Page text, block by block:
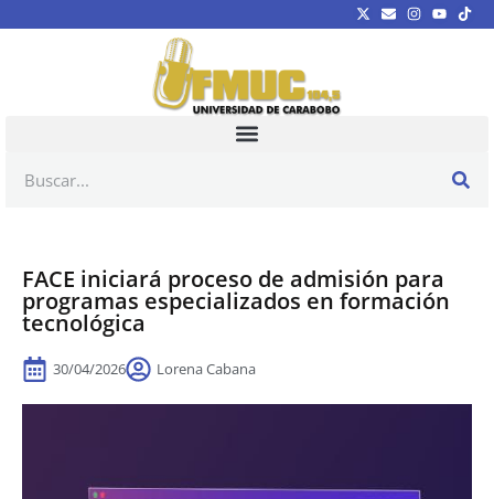
FACE iniciará proceso de admisión para
programas especializados en formación
tecnológica
30/04/2026 Lorena Cabana